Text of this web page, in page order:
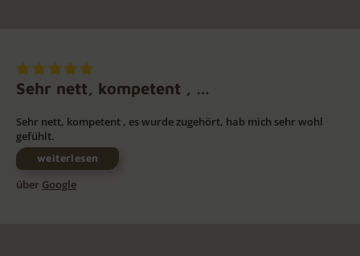
Sehr nett, kompetent , …
Sehr nett, kompetent , es wurde zugehört, hab mich sehr wohl
gefühlt.
weiterlesen
über Google